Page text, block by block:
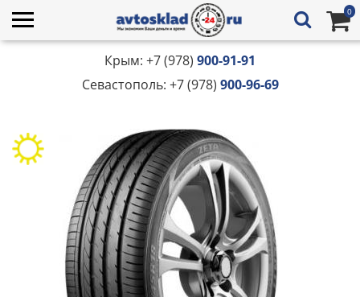
0
Крым: +7 (978) 900-91-91
Севастополь: +7 (978) 900-96-69